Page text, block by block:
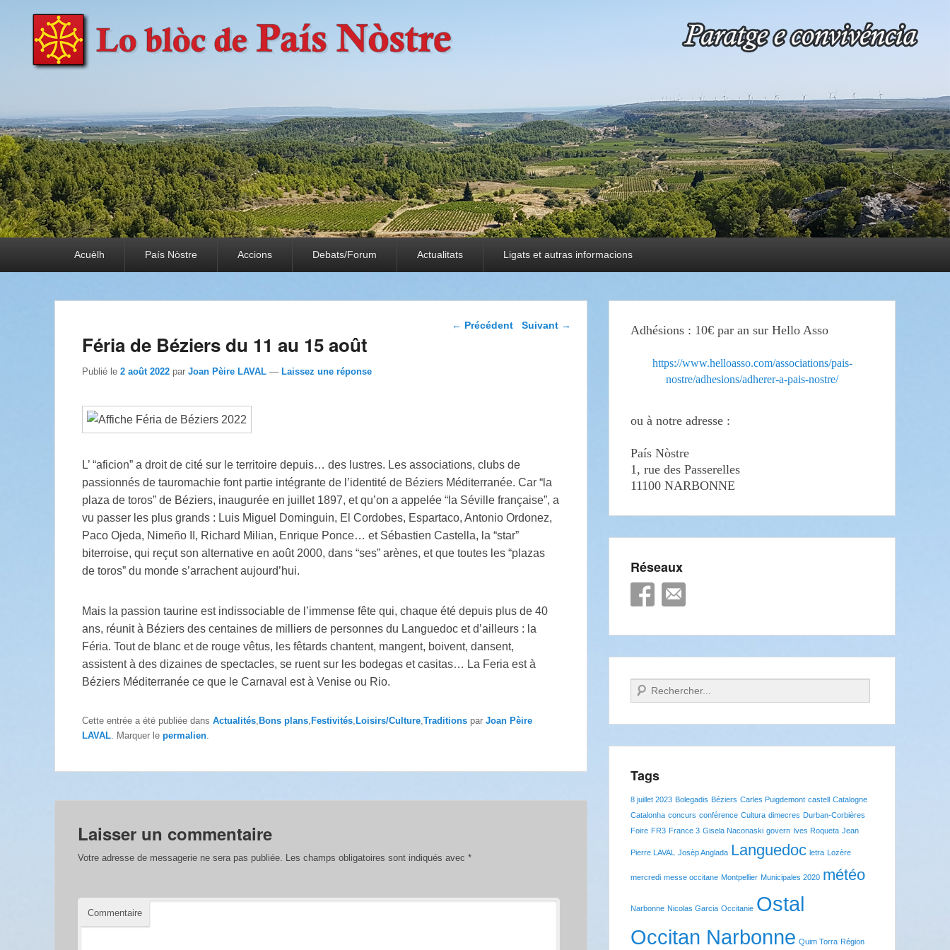
País Nòstre
Paratge e Convivència
Acuèlh País Nòstre Accions Debats/Forum Actualitats Ligats et autras informacions
Navigation dans les
← Précédent Suivant →
Féria de Béziers du 11 au 15 août
Publié le 2 août 2022 par Joan Pèire LAVAL — Laissez une réponse
L’ “aficion” a droit de cité sur le territoire depuis… des lustres. Les associations, clubs de
passionnés de tauromachie font partie intégrante de l’identité de Béziers Méditerranée. Car “la
plaza de toros” de Béziers, inaugurée en juillet 1897, et qu’on a appelée “la Séville française”, a
vu passer les plus grands : Luis Miguel Dominguin, El Cordobes, Espartaco, Antonio Ordonez,
Paco Ojeda, Nimeño II, Richard Milian, Enrique Ponce… et Sébastien Castella, la “star”
biterroise, qui reçut son alternative en août 2000, dans “ses” arènes, et que toutes les “plazas
de toros” du monde s’arrachent aujourd’hui.
Mais la passion taurine est indissociable de l’immense fête qui, chaque été depuis plus de 40
ans, réunit à Béziers des centaines de milliers de personnes du Languedoc et d’ailleurs : la
Féria. Tout de blanc et de rouge vêtus, les fêtards chantent, mangent, boivent, dansent,
assistent à des dizaines de spectacles, se ruent sur les bodegas et casitas… La Feria est à
Béziers Méditerranée ce que le Carnaval est à Venise ou Rio.
Cette entrée a été publiée dans Actualités Bons plans Festivités Loisirs/Culture Traditions par Joan Pèire
LAVAL . Marquer le permalien
Laisser un commentaire
Votre adresse de messagerie ne sera pas publiée. Les champs obligatoires sont indiqués avec *
Commentaire
Adhésions : 10€ par an sur Hello Asso
https://www.helloasso.com/associations/pais-
nostre/adhesions/adherer-a-pais-nostre/
ou à notre adresse :
País Nòstre
1, rue des Passerelles
11100 NARBONNE
Réseaux
Recherche
Tags
8 juillet 2023 Bolegadis Béziers Carles Puigdemont castell Catalogne
Catalonha concurs conférence Cultura dimecres Durban-Corbières
Foire FR3 France 3 Gisela Naconaski govern Ives Roqueta Jean
Pierre LAVAL Josèp Anglada Languedoc letra Lozère
mercredi messe occitane Montpellier Municipales 2020 météo
Narbonne Nicolas Garcia Occitanie Ostal
Occitan Narbonne Quim Torra Région